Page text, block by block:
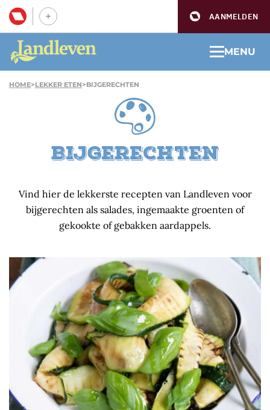
AANMELDEN
MENU
HOME>LEKKER ETEN>BIJGERECHTEN
Bijgerechten
Vind hier de lekkerste recepten van Landleven voor
bijgerechten als salades, ingemaakte groenten of
gekookte of gebakken aardappels.